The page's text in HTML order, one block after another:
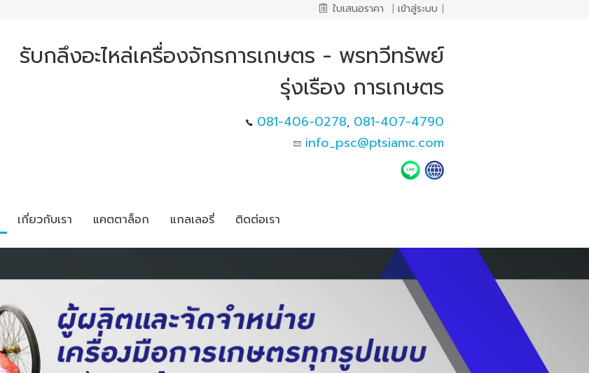
ใบเสนอราคา | เข้าสู่ระบบ |
รับกลึงอะไหล่เครื่องจักรการเกษตร - พรทวีทรัพย์
รุ่งเรือง การเกษตร
081-406-0278, 081-407-4790
info_psc@ptsiamc.com
เกี่ยวกับเรา แคตตาล็อก แกลเลอรี่ ติดต่อเรา